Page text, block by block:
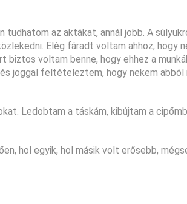
az aktákat, annál jobb. A
Elég fáradt voltam ahhoz, hogy
biztos voltam benne, hogy ehhez a
joggal feltételeztem, hogy nekem abból
Ledobtam a táskám, kibújtam a
hol egyik, hol másik volt erősebb,